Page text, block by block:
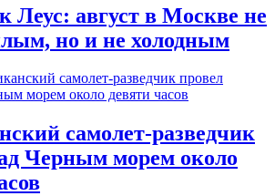
Леус: август в Москве не
но и не холодным
самолет-разведчик
Черным морем около